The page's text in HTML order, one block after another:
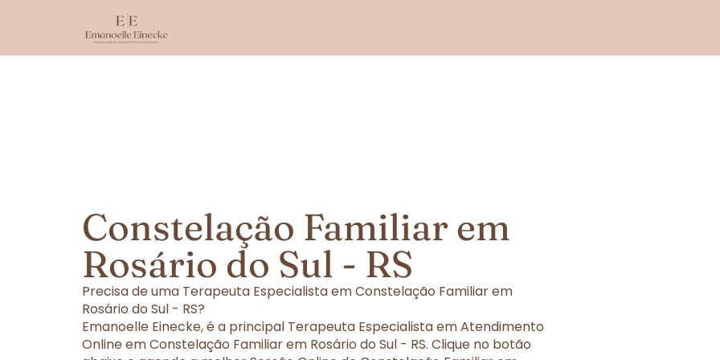
Constelação Familiar em
Rosário do Sul - RS
Precisa de uma Terapeuta Especialista em Constelação Familiar em
Rosário do Sul - RS?
Emanoelle Einecke, é a principal Terapeuta Especialista em Atendimento
Online em Constelação Familiar em Rosário do Sul - RS. Clique no botão